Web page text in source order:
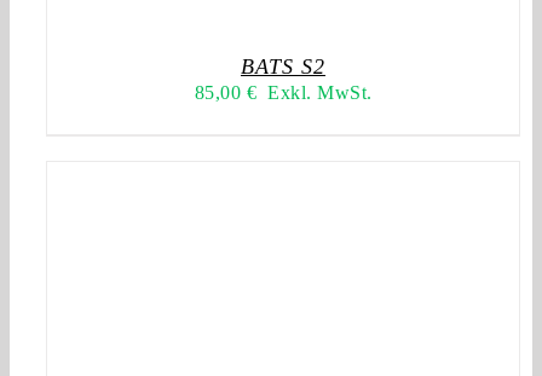
BATS S2
85,00 € Exkl. MwSt.